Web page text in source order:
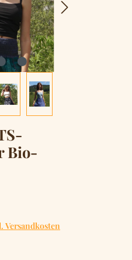
Bio-
Versandkosten